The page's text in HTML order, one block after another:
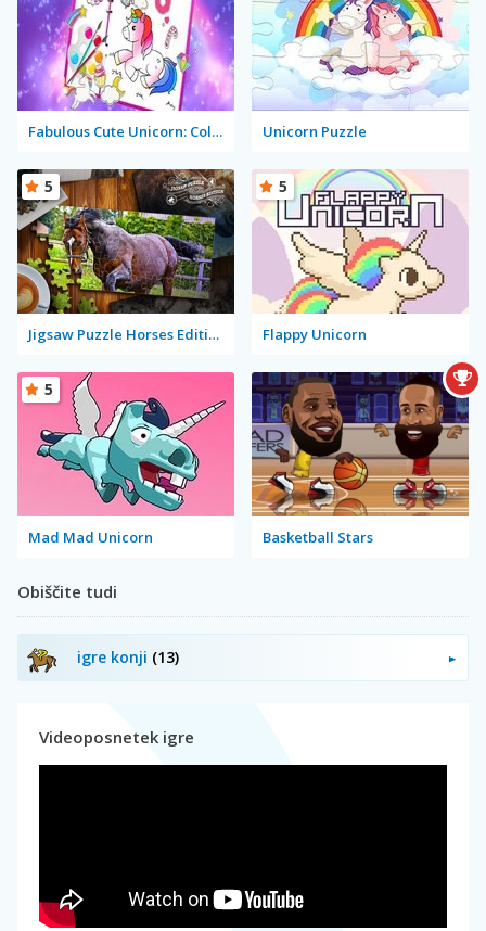
Fabulous Cute Unicorn: Coloring Book Unicorn Puzzle
Jigsaw Puzzle Horses Edition
5
Flappy Unicorn
5
Mad Mad Unicorn
5
Basketball Stars
Obiščite tudi
igre konji (13)
Videoposnetek igre